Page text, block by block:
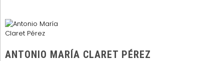
ANTONIO MARÍA CLARET PÉREZ